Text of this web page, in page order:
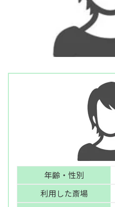
年齢・性別
利用した斎場